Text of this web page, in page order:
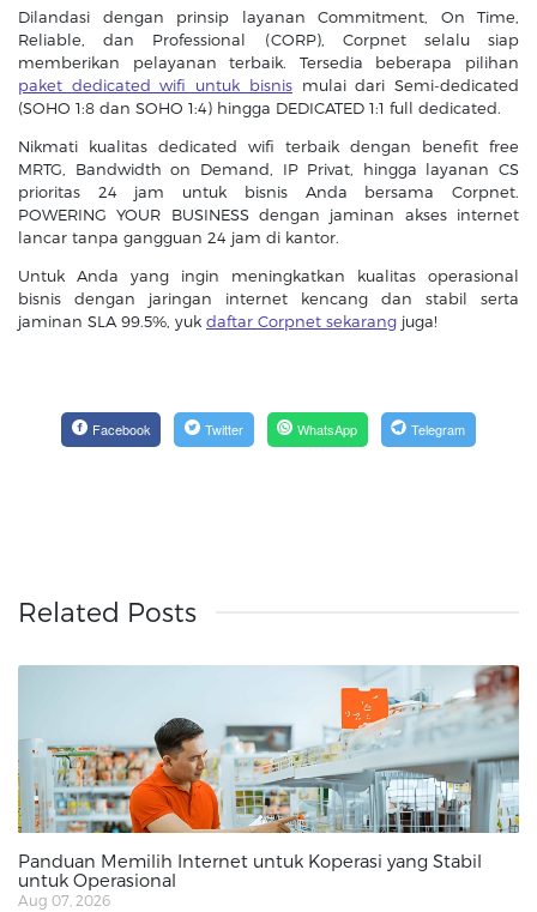
Dilandasi dengan prinsip layanan Commitment, On Time,
Reliable, dan Professional (CORP), Corpnet selalu siap
memberikan pelayanan terbaik. Tersedia beberapa pilihan
paket dedicated wifi untuk bisnismulai dari Semi-dedicated
(SOHO 1:8 dan SOHO 1:4) hingga DEDICATED 1:1 full dedicated.
Nikmati kualitas dedicated wifi terbaik dengan benefit free
MRTG, Bandwidth on Demand, IP Privat, hingga layanan CS
prioritas 24 jam untuk bisnis Anda bersama Corpnet.
POWERING YOUR BUSINESS dengan jaminan akses internet
lancar tanpa gangguan 24 jam di kantor.
Untuk Anda yang ingin meningkatkan kualitas operasional
bisnis dengan jaringan internet kencang dan stabil serta
jaminan SLA 99.5%, yuk daftar Corpnet sekarang juga!
Facebook Twitter WhatsApp Telegram
Related Posts
Panduan Memilih Internet untuk Koperasi yang Stabil
untuk Operasional
Aug 07, 2026